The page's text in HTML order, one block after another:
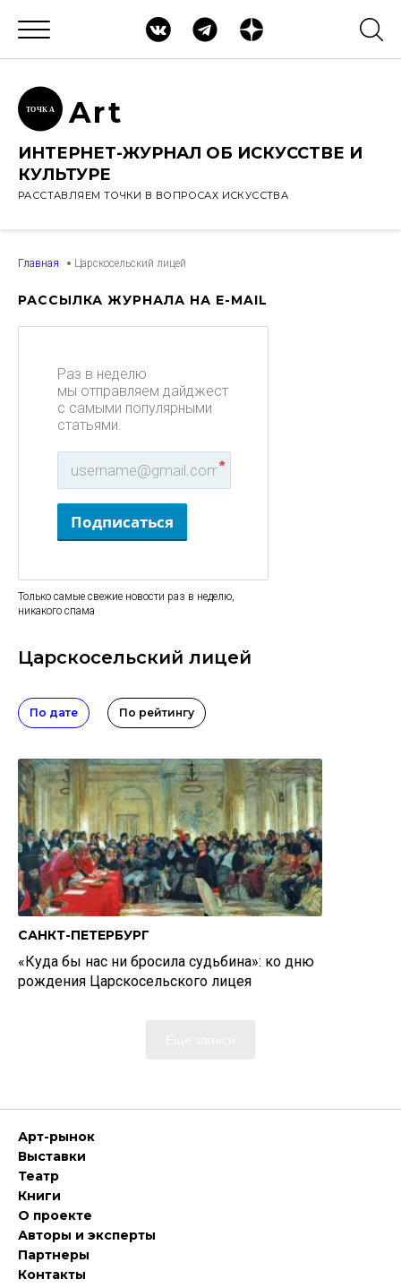
ТОЧК А Art
ИНТЕРНЕТ-ЖУРНАЛ ОБ ИСКУССТВЕ И
КУЛЬТУРЕ
РАССТАВЛЯЕМ ТОЧКИ В ВОПРОСАХ ИСКУССТВА
Главная Царскосельский лицей
РАССЫЛКА ЖУРНАЛА НА E-MAIL
Раз в неделю
мы отправляем дайджест
с самыми популярными
статьями.
*
Подписаться
Только самые свежие новости раз в неделю,
никакого спама
Царскосельский лицей
По дате По рейтингу
САНКТ-ПЕТЕРБУРГ
«Куда бы нас ни бросила судьбина»: ко дню
рождения Царскосельского лицея
Арт-рынок
Выставки
Театр
Книги
О проекте
Авторы и эксперты
Партнеры
Контакты